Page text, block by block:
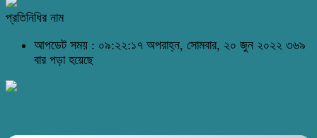
প্রতিনিধির নাম
আপডেট সময় : ০৯:২২:১৭ অপরাহ্ন, সোমবার, ২০ জুন ২০২২ ৩৬৯
বার পড়া হয়েছে